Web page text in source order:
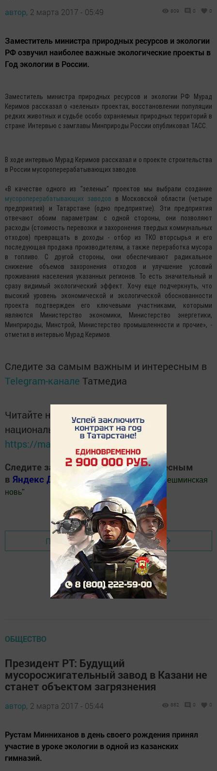
автор, 2 марта 2017 - 05:49 809 0 0
Заместитель министра природных ресурсов и экологии
РФ озвучил наиболее важные экологические проекты в
Год экологии в России.
Заместитель министра природных ресурсов и экологии РФ Мурад
Керимов рассказал о «зеленых» проектах, восстановлении популяции
редких животных и судьбе особо охраняемых природных территорий в
стране. Интервью с замглавы Минприроды России опубликовал ТАСС.
В ходе интервью Мурад Керимов рассказал и о проекте строительства
в России мусороперерабатывающих заводов.
«В качестве одного из "зеленых" проектов мы выбрали создание
мусороперерабатывающих заводов в Московской области (четыре
предприятия) и Татарстане (одно предприятие). Эти предприятия
отвечают обоим параметрам: с одной стороны, они позволяют
расходы (стоимость перевозки и захоронения твердых коммунальных
отходов) превращать в доходы - отбор из ТКО вторсырья и его
последующая продажа производителям, а также переработка мусора
в топливо. С другой стороны, они обеспечивают радикальное
снижение объемов захоронения отходов и улучшение условий
проживания населения указанных регионов. То есть значительный и
сразу видимый экологический эффект. Хочу еще подчеркнуть, что
высокий уровень экономической и экологической обоснованности
проекта подтвержден его ключевыми участниками, которыми
являются Министерство экономики, Министерство энергетики,
Минприроды, Минстрой, Министерство промышленности и прочие», -
отметил в интервью Мурад Керимов.
Следите за самым важным и интересным в
Telegram-канале Татмедиа
Читайте новости Татарстана в
национальном мессенджере MАХ:
https://max.ru/tatmedia
Следите за самым важным и интересным
в Яндекс Дзен Телеграм канале "Шешминская
новь"
Добавить Шешминскую новь в Яндекс.Новости
Перейти на страницу новости
ОБЩЕСТВО
Президент РТ: Будущий
мусоросжигательный завод в Казани не
станет объектом загрязнения
автор, 2 марта 2017 - 05:44 882 0 0
Рустам Минниханов в день своего рождения принял
участие в уроке экологии в одной из казанских
гимназий.